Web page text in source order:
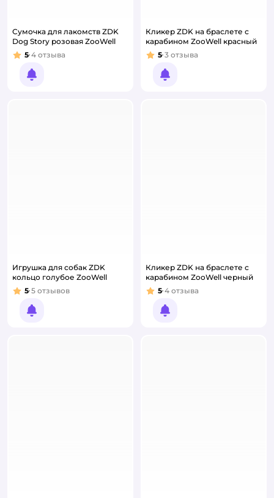
Сумочка для лакомств ZDK
Dog Story розовая ZooWell
Рейтинг:
5 4 отзыва
Уведомить о появлении
Кликер ZDK на браслете с
карабином ZooWell красный
Рейтинг:
5 3 отзыва
Уведомить о появлении
Игрушка для собак ZDK
кольцо голубое ZooWell
Рейтинг:
5 5 отзывов
Уведомить о появлении
Кликер ZDK на браслете с
карабином ZooWell черный
Рейтинг:
5 4 отзыва
Уведомить о появлении